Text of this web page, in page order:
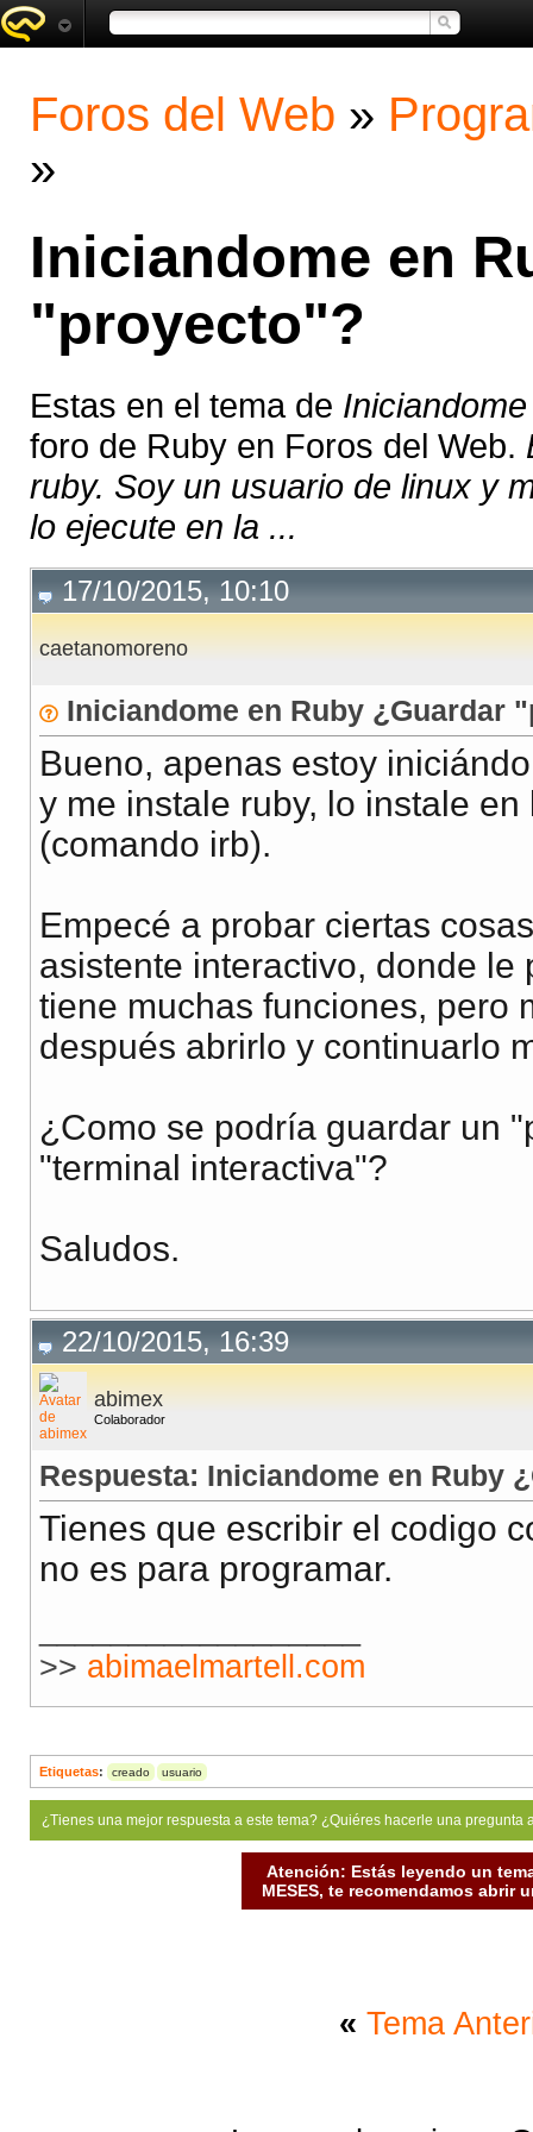
Foros del Web »
»
Iniciandome en
"proyecto"?
Estas en el tema de
foro de Ruby en Foros del Web.
ruby. Soy un usuario de linux y
lo ejecute en la ...
17/10/2015, 10:10
caetanomoreno
Iniciandome en Ruby ¿Guardar
Bueno, apenas estoy
y me instale ruby, lo instale
(comando irb).
Empecé a probar ciertas
asistente interactivo, donde
tiene muchas funciones, pero
después abrirlo y continuarlo
¿Como se podría guardar un
"terminal interactiva"?
Saludos.
22/10/2015, 16:39
abimex
Colaborador
Respuesta: Iniciandome en Ruby
Tienes que escribir el codigo
no es para programar.
>> abimaelmartell.com
Etiquetas: creado usuario
¿Tienes una mejor respuesta a este tema? ¿Quiéres hacerle una
Atención: Estás leyendo un
MESES, te recomendamos abrir
« Tema